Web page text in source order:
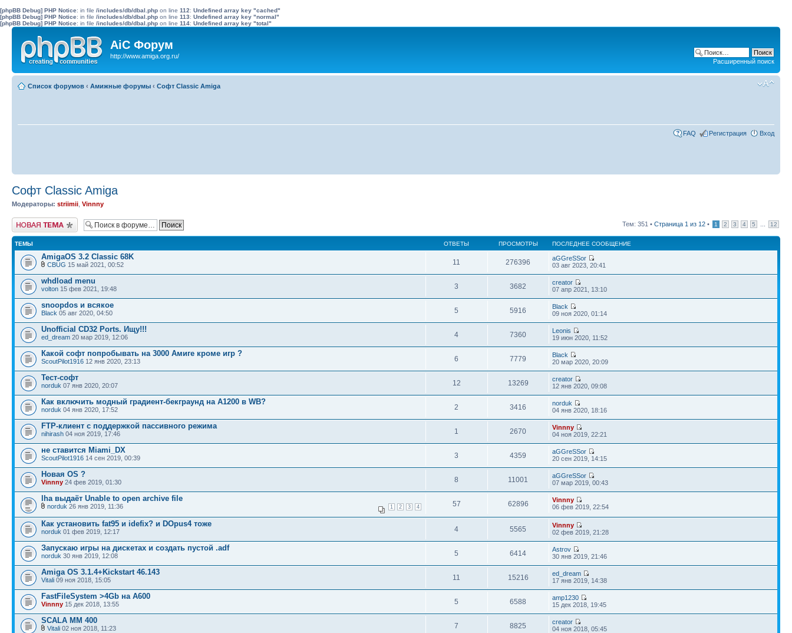
[phpBB Debug] PHP Notice: in file /includes/db/dbal.php on line 112: Undefined array key "cached"
[phpBB Debug] PHP Notice: in file /includes/db/dbal.php on line 113: Undefined array key "normal"
[phpBB Debug] PHP Notice: in file /includes/db/dbal.php on line 114: Undefined array key "total"
AiC Форум
http://www.amiga.org.ru/
Расширенный поиск
Список форумов ‹ Амижные форумы ‹ Софт Classic Amiga
FAQ Регистрация Вход
Софт Classic Amiga
Модераторы: striimii Vinnny
Новая тема Тем: 351 • Страница 1 из 12 • 1 2 3 4 5 12
ТЕМЫ ОТВЕТЫ ПРОСМОТРЫ ПОСЛЕДНЕЕ СООБЩЕНИЕ
AmigaOS 3.2 Classic 68K
CBUG 15 май 2021, 00:52 11 276396
aGGreSSor
03 авг 2023, 20:41
whdload menu
volton 15 фев 2021, 19:48 3 3682
creator
07 апр 2021, 13:10
snoopdos и всякое
Black 05 авг 2020, 04:50 5 5916
Black
09 ноя 2020, 01:14
Unofficial CD32 Ports. Ищу!!!
ed_dream 20 мар 2019, 12:06 4 7360
Leonis
19 июн 2020, 11:52
Какой софт попробывать на 3000 Амиге кроме игр ?
ScoutPilot1916 12 янв 2020, 23:13 6 7779
Black
20 мар 2020, 20:09
Тест-софт
norduk 07 янв 2020, 20:07 12 13269
creator
12 янв 2020, 09:08
Как включить модный градиент-бекграунд на A1200 в WB?
norduk 04 янв 2020, 17:52 2 3416
norduk
04 янв 2020, 18:16
FTP-клиент с поддержкой пассивного режима
nihirash 04 ноя 2019, 17:46 1 2670
Vinnny
04 ноя 2019, 22:21
не ставится Miami_DX
ScoutPilot1916 14 сен 2019, 00:39 3 4359
aGGreSSor
20 сен 2019, 14:15
Новая OS ?
Vinnny 24 фев 2019, 01:30 8 11001
aGGreSSor
07 мар 2019, 00:43
lha выдаёт Unable to open archive file
1 2 3 4
norduk 26 янв 2019, 11:36 57 62896
Vinnny
06 фев 2019, 22:54
Как установить fat95 и idefix? и DOpus4 тоже
norduk 01 фев 2019, 12:17 4 5565
Vinnny
02 фев 2019, 21:28
Запускаю игры на дискетах и создать пустой .adf
norduk 30 янв 2019, 12:08 5 6414
Astrov
30 янв 2019, 21:46
Amiga OS 3.1.4+Kickstart 46.143
Vitali 09 ноя 2018, 15:05 11 15216
ed_dream
17 янв 2019, 14:38
FastFileSystem >4Gb на А600
Vinnny 15 дек 2018, 13:55 5 6588
amp1230
15 дек 2018, 19:45
SCALA MM 400
Vitali 02 ноя 2018, 11:23 7 8825
creator
04 ноя 2018, 05:45